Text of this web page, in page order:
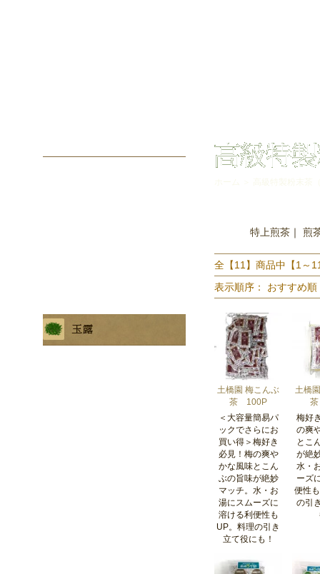
特上煎茶 ｜ 煎
全【11】商品中【1～
表示順序： おすすめ順
土橋園 梅こんぶ
茶 100P
＜大容量簡易パ
ックでさらにお
買い得＞梅好き
必見！梅の爽や
かな風味とこん
ぶの旨味が絶妙
マッチ。水・お
湯にスムーズに
溶ける利便性も
UP。料理の引き
立て役にも！
土橋
梅好
の爽
とこ
が絶
水・
ーズ
便性
の引